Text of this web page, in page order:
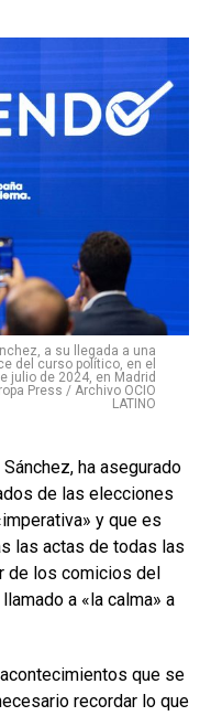
a su llegada a una
del curso político, en el
julio de 2024, en Madrid
Press / Archivo OCIO
LATINO
ha asegurado
de las elecciones
y que es
las actas de todas las
de los comicios del
a «la calma» a
que se
recordar lo que